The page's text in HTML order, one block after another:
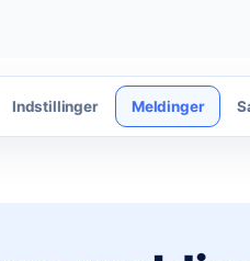
Indstillinger Meldinger